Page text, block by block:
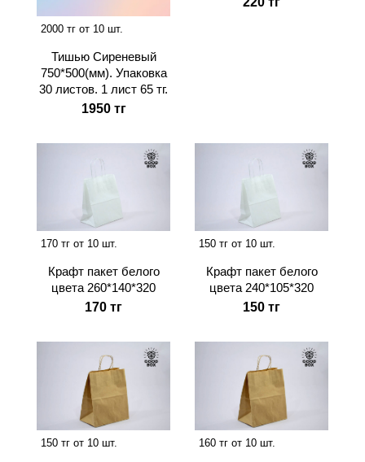
2000 тг от 10 шт.
Тишью Сиреневый
750*500(мм). Упаковка
30 листов. 1 лист 65 тг.
1950 тг
170 тг от 10 шт.
Крафт пакет белого
цвета 260*140*320
170 тг
150 тг от 10 шт.
Крафт пакет белого
цвета 240*105*320
150 тг
150 тг от 10 шт. 160 тг от 10 шт.